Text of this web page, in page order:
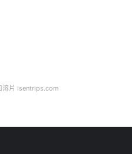
溶片 isentrips.com